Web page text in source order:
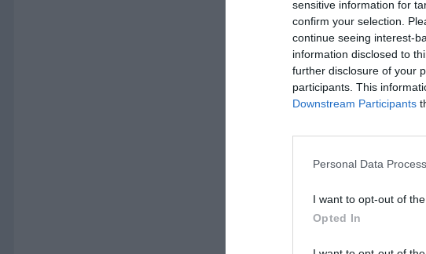
sensitive information for
confirm your selection.
continue seeing interest-
information disclosed to
further disclosure of your
participants. This
Downstream Participants
Personal Data
I want to opt-out of
Opted In